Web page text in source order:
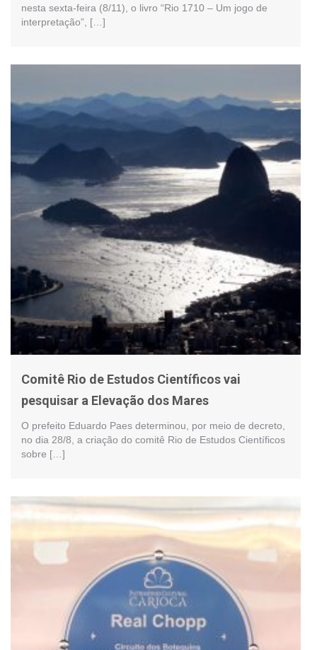
nesta sexta-feira (8/11), o livro “Rio 1710 – Um jogo de
interpretação”, […]
Comitê Rio de Estudos Científicos vai
pesquisar a Elevação dos Mares
O prefeito Eduardo Paes determinou, por meio de decreto,
no dia 28/8, a criação do comitê Rio de Estudos Científicos
sobre […]